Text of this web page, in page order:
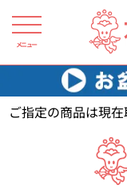
メニュー
花キューピット 【
ご指定の商品は現